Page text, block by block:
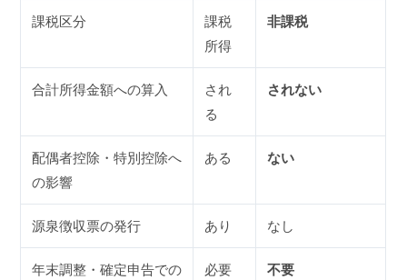
課税区分
課税
所得
非課税
合計所得金額への算入
され
る
されない
配偶者控除・特別控除へ
の影響
ある ない
源泉徴収票の発行 あり なし
年末調整・確定申告での
必要 不要